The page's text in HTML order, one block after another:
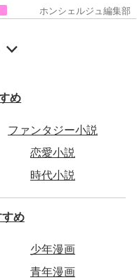
ホンシェルジュ編集部
め
ファンタジー小説
恋愛小説
時代小説
め
少年漫画
青年漫画